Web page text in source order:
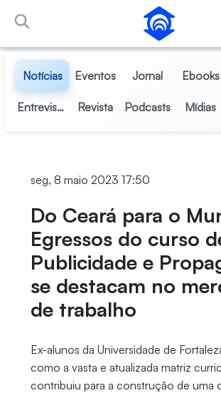
Pular para o Conteúdo principal
Notícias Eventos Jornal Ebooks
Entrevistas Revista Podcasts Mídias
seg, 8 maio 2023 17:50
Do Ceará para o
Egressos do curso
Publicidade e
se destacam no
de trabalho
Ex-alunos da Universidade de
como a vasta e atualizada matriz
contribuiu para a construção de uma